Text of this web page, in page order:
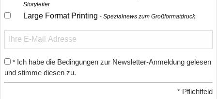
Storyletter
Large Format Printing Spezialnews zum Großformatdruck
* Ich habe die Bedingungen zur Newsletter-Anmeldung gelesen
und stimme diesen zu.
* Pflichtfeld